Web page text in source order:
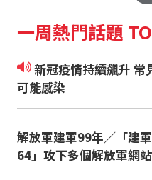
一周熱門話題
新冠疫情持續飆升 常見八大症狀 沒發燒也
可能感染
解放軍建軍99年／「建
64」攻下多個解放軍網站